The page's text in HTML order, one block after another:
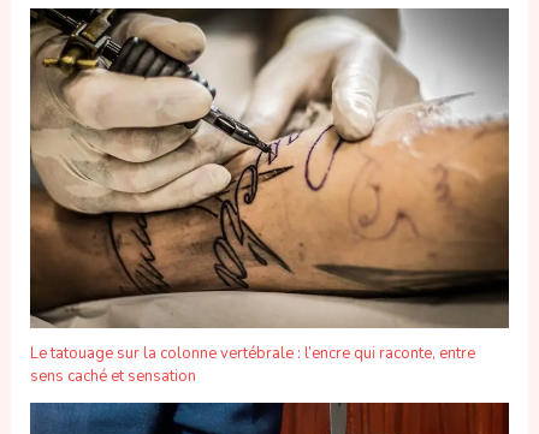
Le tatouage sur la colonne vertébrale : l’encre qui raconte, entre
sens caché et sensation